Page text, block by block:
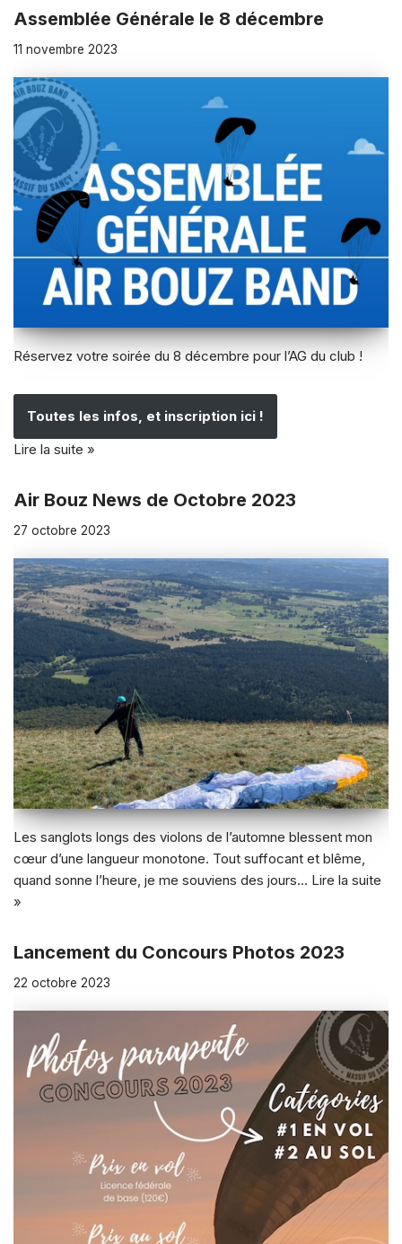
Assemblée Générale le 8 décembre
11 novembre 2023
Réservez votre soirée du 8 décembre pour l’AG du club !
Toutes les infos, et inscription ici !
Lire la suite »
Air Bouz News de Octobre 2023
27 octobre 2023
Les sanglots longs des violons de l’automne blessent mon
cœur d’une langueur monotone. Tout suffocant et blême,
quand sonne l’heure, je me souviens des jours… Lire la suite
»
Lancement du Concours Photos 2023
22 octobre 2023